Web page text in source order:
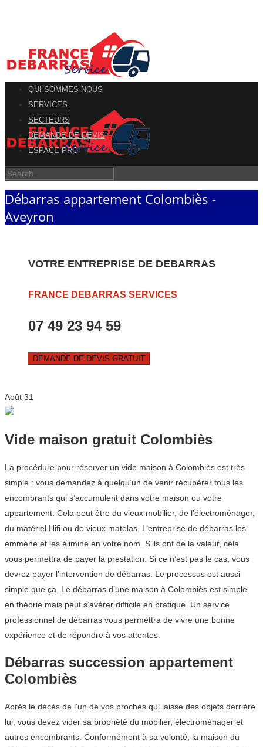
QUI SOMMES-NOUS
SERVICES
SECTEURS
DEMANDE DE DEVIS
ESPACE PRO
Débarras appartement Colombiès -
Aveyron
VOTRE ENTREPRISE DE DEBARRAS
FRANCE DEBARRAS SERVICES
07 49 23 94 59
DEMANDE DE DEVIS GRATUIT
Août 31
Vide maison gratuit Colombiès
La procédure pour réserver un vide maison à Colombiès est très
simple : vous demandez à quelqu’un de venir récupérer tous les
encombrants qui s’accumulent dans votre maison ou votre
appartement. Cela peut être du vieux mobilier, de l’électroménager,
du matériel Hifi ou de vieux matelas. L’entreprise de débarras les
emmène et les élimine en votre nom. S’ils ont de la valeur, cela
vous permettra de payer la prestation. Si ce n’est pas le cas, vous
devrez payer l’intervention de débarras. Le processus est aussi
simple que ça. Le débarras d’une maison à Colombiès est simple
en théorie mais peut s’avérer difficile en pratique. Un service
professionnel de débarras vous permettra de vivre une bonne
expérience et de répondre à vos attentes.
Débarras succession appartement
Colombiès
Après le décès de l’un de vos proches qui laisse des objets derrière
lui, vous devez vider sa propriété du mobilier, électroménager et
autres encombrants. Conformément à sa volonté, la maison du